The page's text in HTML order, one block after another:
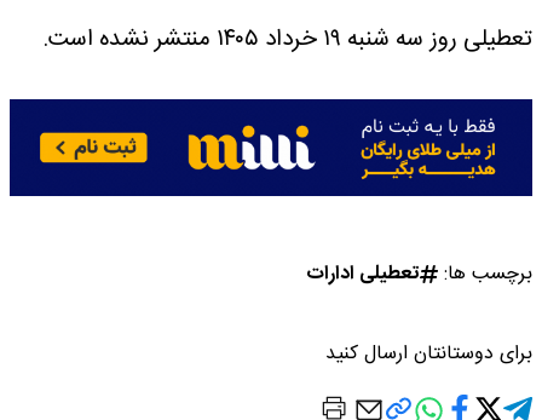
تعطیلی روز سه شنبه ۱۹ خرداد ۱۴۰۵ منتشر نشده است.
برچسب ها: تعطیلی ادارات
برای دوستانتان ارسال کنید